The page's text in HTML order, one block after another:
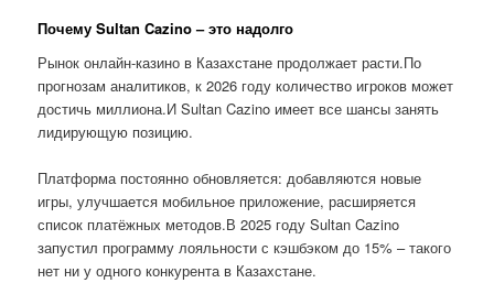
Почему Sultan Cazino – это надолго
Рынок онлайн-казино в Казахстане продолжает расти.По
прогнозам аналитиков, к 2026 году количество игроков может
достичь миллиона.И Sultan Cazino имеет все шансы занять
лидирующую позицию.
Платформа постоянно обновляется: добавляются новые
игры, улучшается мобильное приложение, расширяется
список платёжных методов.В 2025 году Sultan Cazino
запустил программу лояльности с кэшбэком до 15% – такого
нет ни у одного конкурента в Казахстане.